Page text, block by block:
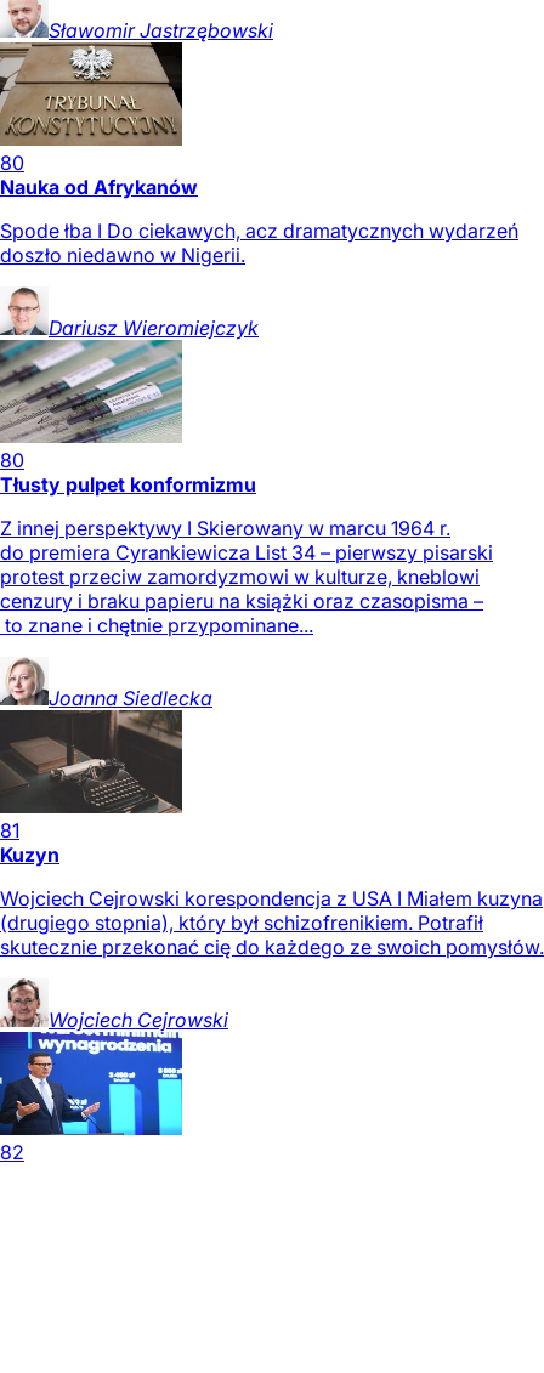
Sławomir Jastrzębowski
80
Nauka od Afrykanów
Spode łba I Do ciekawych, acz dramatycznych wydarzeń
doszło niedawno w Nigerii.
Dariusz Wieromiejczyk
80
Tłusty pulpet konformizmu
Z innej perspektywy I Skierowany w marcu 1964 r.
do premiera Cyrankiewicza List 34 – pierwszy pisarski
protest przeciw zamordyzmowi w kulturze, kneblowi
cenzury i braku papieru na książki oraz czasopisma –
to znane i chętnie przypominane...
Joanna Siedlecka
81
Kuzyn
Wojciech Cejrowski korespondencja z USA I Miałem kuzyna
(drugiego stopnia), który był schizofrenikiem. Potrafił
skutecznie przekonać cię do każdego ze swoich pomysłów.
Wojciech Cejrowski
82